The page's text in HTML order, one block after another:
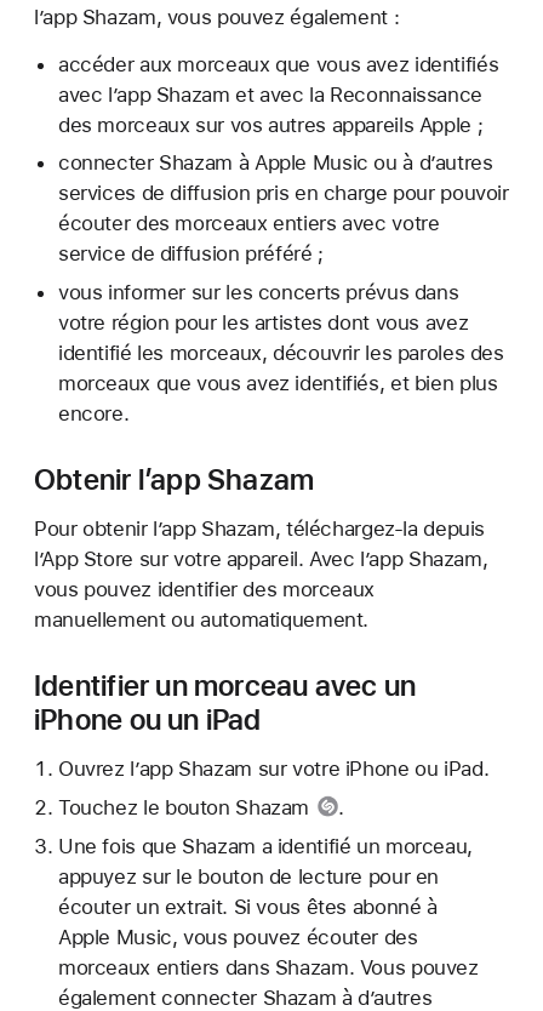
l’app Shazam, vous pouvez également :
accéder aux morceaux que vous avez identifiés
avec l’app Shazam et avec la Reconnaissance
des morceaux sur vos autres appareils Apple ;
connecter Shazam à Apple Music ou à d’autres
services de diffusion pris en charge pour pouvoir
écouter des morceaux entiers avec votre
service de diffusion préféré ;
vous informer sur les concerts prévus dans
votre région pour les artistes dont vous avez
identifié les morceaux, découvrir les paroles des
morceaux que vous avez identifiés, et bien plus
encore.
Obtenir l’app Shazam
Pour obtenir l’app Shazam, téléchargez-la depuis
l’App Store sur votre appareil. Avec l’app Shazam,
vous pouvez identifier des morceaux
manuellement ou automatiquement.
Identifier un morceau avec un
iPhone ou un iPad
Ouvrez l’app Shazam sur votre iPhone ou iPad.
Touchez le bouton Shazam
.
Une fois que Shazam a identifié un morceau,
appuyez sur le bouton de lecture pour en
écouter un extrait. Si vous êtes abonné à
Apple Music, vous pouvez écouter des
morceaux entiers dans Shazam. Vous pouvez
également connecter Shazam à d’autres